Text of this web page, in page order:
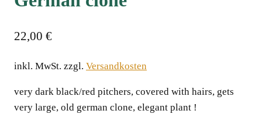
22,00 €
inkl. MwSt. zzgl. Versandkosten
very dark black/red pitchers, covered with hairs, gets
very large, old german clone, elegant plant !